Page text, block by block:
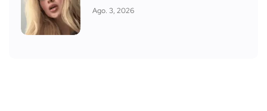
Ago. 3, 2026